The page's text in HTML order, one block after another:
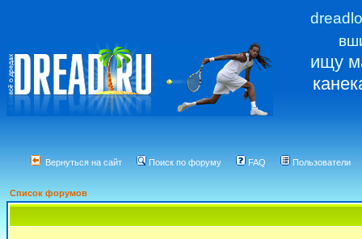
ищу
Вернуться на сайт Поиск по форуму FAQ Пользователи
Список форумов